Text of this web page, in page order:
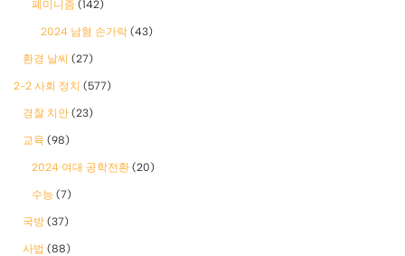
폐미니즘 (142)
2024 남혐 손가락 (43)
환경 날씨 (27)
2-2 사회 정치 (577)
경찰 치안 (23)
교육 (98)
2024 여대 공학전환 (20)
수능 (7)
국방 (37)
사법 (88)